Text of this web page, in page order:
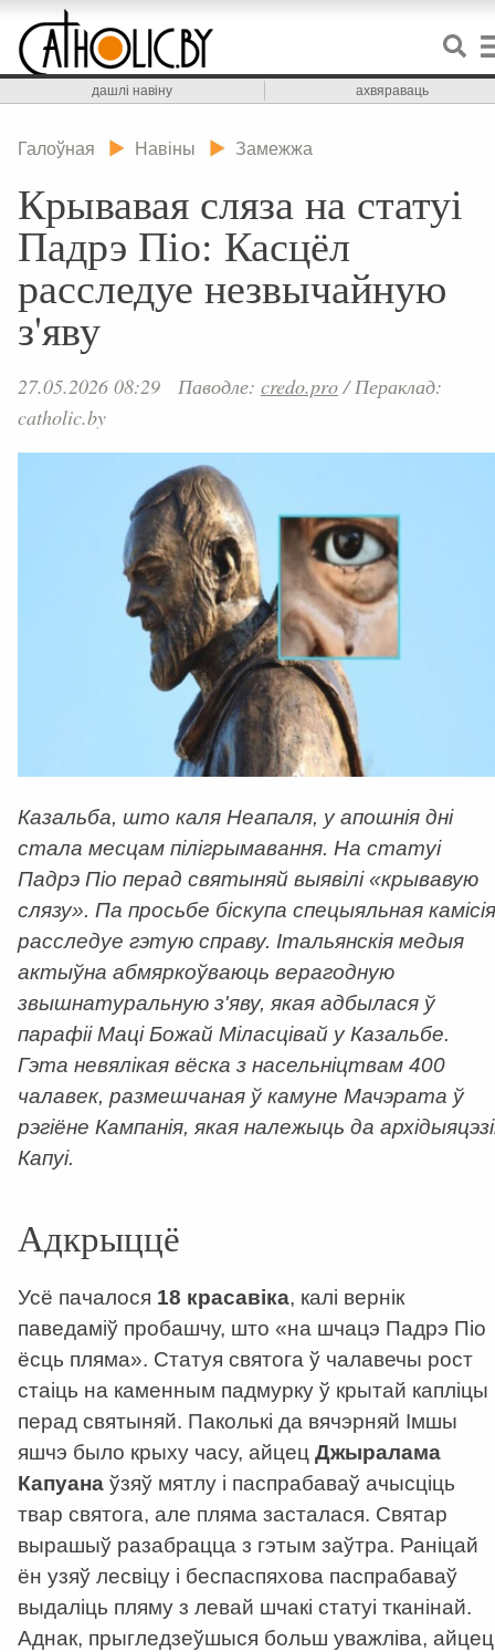
дашлі навіну ахвяраваць
Галоўная Навіны Замежжа
Крывавая сляза на статуі
Падрэ Піо: Касцёл
расследуе незвычайную
з'яву
27.05.2026 08:29 Паводле: credo.pro/Пераклад:
catholic.by
Казальба, што каля Неапаля, у апошнія дні
стала месцам пілігрымавання. На статуі
Падрэ Піо перад святыняй выявілі «крывавую
слязу». Па просьбе біскупа спецыяльная камісія
расследуе гэтую справу. Італьянскія медыя
актыўна абмяркоўваюць верагодную
звышнатуральную з'яву, якая адбылася ў
парафіі Маці Божай Міласцівай у Казальбе.
Гэта невялікая вёска з насельніцтвам 400
чалавек, размешчаная ў камуне Мачэрата ў
рэгіёне Кампанія, якая належыць да
Капуі.
Адкрыццё
Усё пачалося 18 красавіка, калі вернік
паведаміў пробашчу, што «на шчацэ Падрэ Піо
ёсць пляма». Статуя святога ў чалавечы рост
стаіць на каменным падмурку ў крытай капліцы
перад святыняй. Паколькі да вячэрняй Імшы
яшчэ было крыху часу, айцец Джыралама
Капуана ўзяў мятлу і паспрабаваў ачысціць
твар святога, але пляма засталася. Святар
вырашыў разабрацца з гэтым заўтра. Раніцай
ён узяў лесвіцу і беспаспяхова паспрабаваў
выдаліць пляму з левай шчакі статуі тканінай.
Аднак, прыгледзеўшыся больш уважліва, айцец